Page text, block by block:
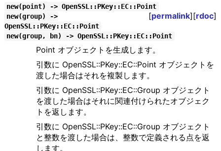
new(point) -> OpenSSL::PKey::EC::Point
[permalink][rdoc]
new(group) ->
OpenSSL::PKey::EC::Point
new(group, bn) -> OpenSSL::PKey::EC::Point
Point オブジェクトを生成します。
引数に OpenSSL::PKey::EC::Point オブジェクトを
渡した場合はそれを複製します。
引数に OpenSSL::PKey::EC::Group オブジェクト
を渡した場合はそれに関連付けられたオブジェク
トを返します。
引数に OpenSSL::PKey::EC::Group オブジェクト
と整数を渡した場合は、整数で定義される点を返
します。